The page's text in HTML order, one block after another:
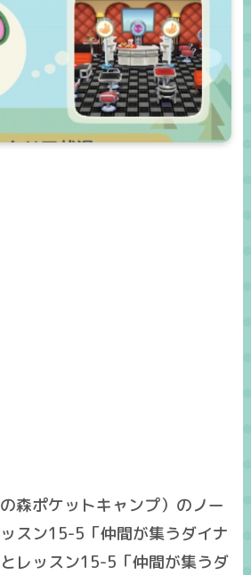
森ポケットキャンプ）のノー
スン15-5「仲間が集うダイナ
レッスン15-5「仲間が集うダ